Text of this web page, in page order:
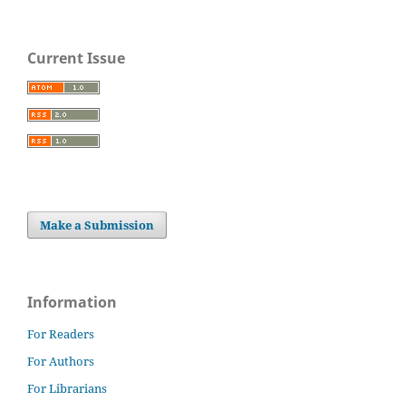
Current Issue
Make a Submission
Information
For Readers
For Authors
For Librarians